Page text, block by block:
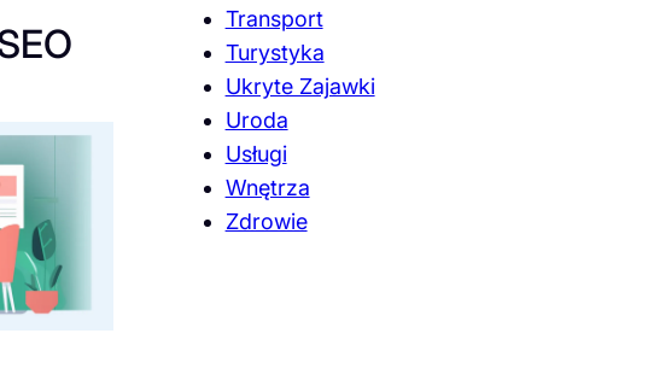
Transport
Turystyka
Ukryte Zajawki
Uroda
Usługi
Wnętrza
Zdrowie